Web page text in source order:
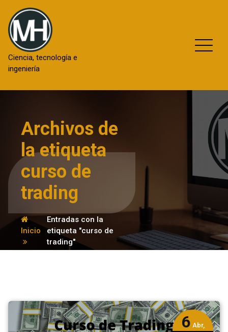
contenido
Ciencia, tecnología e
ingeniería
Archivos de
la etiqueta
curso de
trading
Inicio
Entradas con la
etiqueta "curso de
trading"
6 Abr,